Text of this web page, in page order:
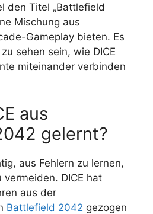
den Titel „Battlefield
Mischung aus
Gameplay bieten. Es
sehen sein, wie DICE
miteinander verbinden
aus
gelernt?
aus Fehlern zu lernen,
DICE hat
aus der
Battlefield 2042 gezogen